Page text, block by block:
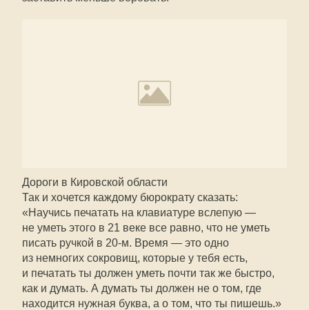
Дороги в Кировской области
Так и хочется каждому бюрократу сказать:
«Научись печатать на клавиатуре вслепую —
не уметь этого в 21 веке все равно, что не уметь
писать ручкой в 20-м. Время — это одно
из немногих сокровищ, которые у тебя есть,
и печатать ты должен уметь почти так же быстро,
как и думать. А думать ты должен не о том, где
находится нужная буква, а о том, что ты пишешь.»